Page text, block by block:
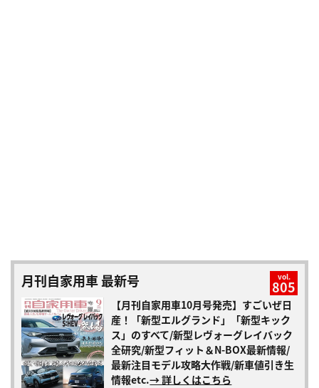
月刊自家用車 最新号 vol.
805
【月刊自家用車10月号発売】すごいぜ日
産！「新型エルグランド」「新型キック
ス」のすべて/新型レヴォーグレイバック
全研究/新型フィット＆N-BOX最新情報/
最新注目モデル攻略大作戦/新車値引き生
情報etc.→ 詳しくはこちら